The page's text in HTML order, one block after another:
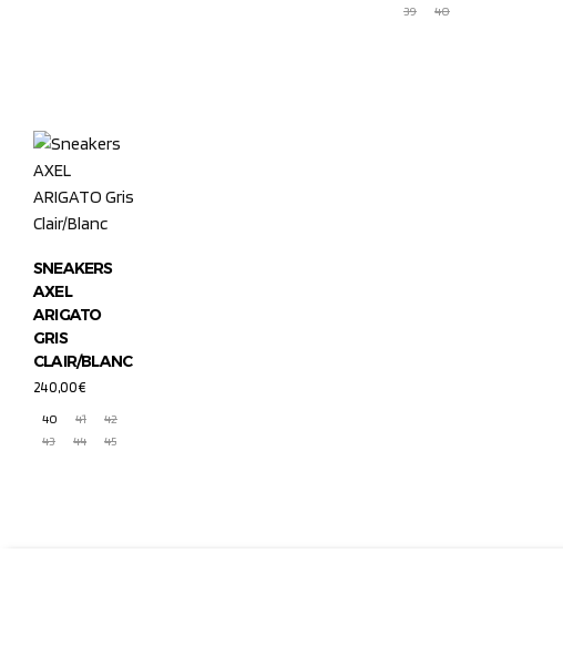
39
40
SNEAKERS
AXEL
ARIGATO
GRIS
CLAIR/BLANC
240,00€
40
41
42
43
44 45